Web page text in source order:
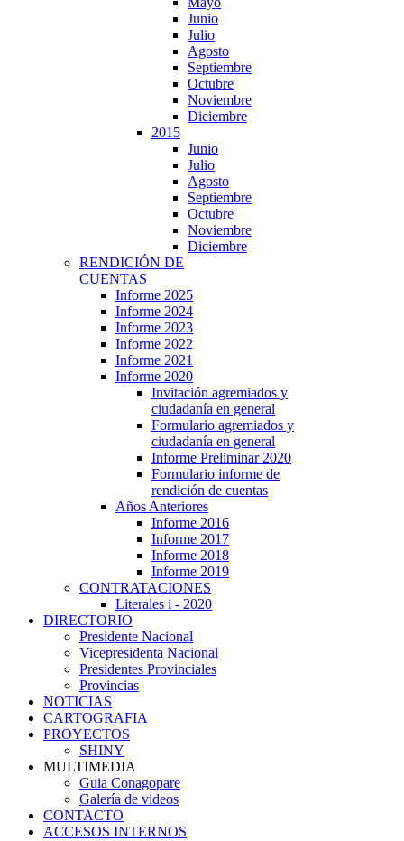
Junio
Julio
Agosto
Septiembre
Octubre
Noviembre
Diciembre
2015
Junio
Julio
Agosto
Septiembre
Octubre
Noviembre
Diciembre
RENDICIÓN DE
CUENTAS
Informe 2025
Informe 2024
Informe 2023
Informe 2022
Informe 2021
Informe 2020
Invitación agremiados y
ciudadanía en general
Formulario agremiados y
ciudadanía en general
Informe Preliminar 2020
Formulario informe de
rendición de cuentas
Años Anteriores
Informe 2016
Informe 2017
Informe 2018
Informe 2019
CONTRATACIONES
Literales i - 2020
DIRECTORIO
Presidente Nacional
Vicepresidenta Nacional
Presidentes Provinciales
Provincias
NOTICIAS
CARTOGRAFIA
PROYECTOS
SHINY
MULTIMEDIA
Guia Conagopare
Galería de videos
CONTACTO
ACCESOS INTERNOS